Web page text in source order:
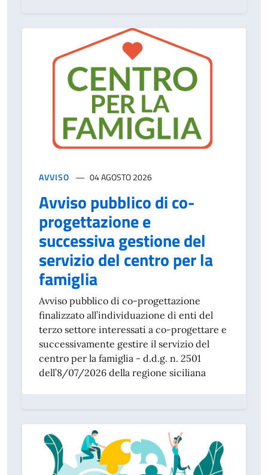
AVVISO 04 AGOSTO 2026
Avviso pubblico di co-
progettazione e
successiva gestione del
servizio del centro per la
famiglia
Avviso pubblico di co-progettazione
finalizzato all’individuazione di enti del
terzo settore interessati a co-progettare e
successivamente gestire il servizio del
centro per la famiglia - d.d.g. n. 2501
dell’8/07/2026 della regione siciliana